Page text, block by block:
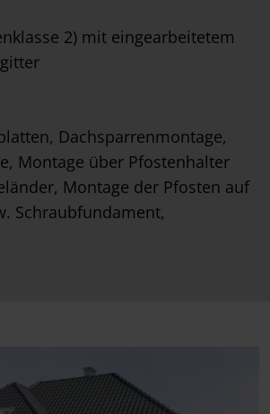
2) mit eingearbeitetem
Dachsparrenmontage,
Montage über Pfostenhalter
Montage der Pfosten auf
Schraubfundament,